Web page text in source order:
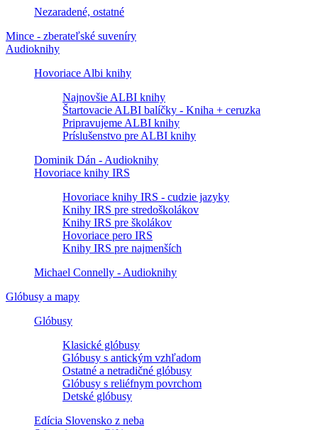
Nezaradené, ostatné
Mince - zberateľské suveníry
Audioknihy
Hovoriace Albi knihy
Najnovšie ALBI knihy
Štartovacie ALBI balíčky - Kniha + ceruzka
Pripravujeme ALBI knihy
Príslušenstvo pre ALBI knihy
Dominik Dán - Audioknihy
Hovoriace knihy IRS
Hovoriace knihy IRS - cudzie jazyky
Knihy IRS pre stredoškolákov
Knihy IRS pre školákov
Hovoriace pero IRS
Knihy IRS pre najmenších
Michael Connelly - Audioknihy
Glóbusy a mapy
Glóbusy
Klasické glóbusy
Glóbusy s antickým vzhľadom
Ostatné a netradičné glóbusy
Glóbusy s reliéfnym povrchom
Detské glóbusy
Edícia Slovensko z neba